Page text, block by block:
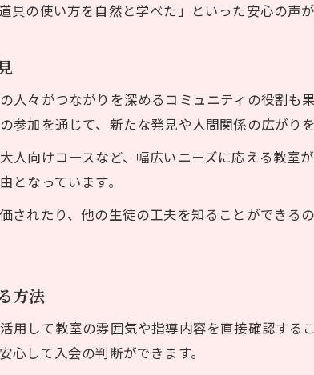
書道教室で子供のやる気を引き出すサポー
家庭でできる書道教室の復習と楽しみ方
具の使い方を自然と学べた」といった安心の声が
人々がつながりを深めるコミュニティの役割も
加を通じて、新たな発見や人間関係の広がりを
向けコースなど、幅広いニーズに応える教室
となっています。
されたり、他の生徒の工夫を知ることができる
方法
用して教室の雰囲気や指導内容を直接確認する
して入会の判断ができます。